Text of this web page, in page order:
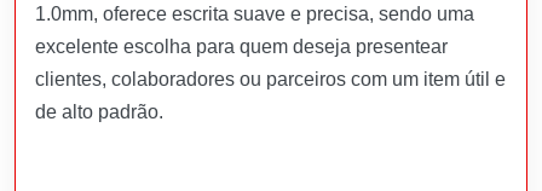
1.0mm, oferece escrita suave e precisa, sendo uma
excelente escolha para quem deseja presentear
clientes, colaboradores ou parceiros com um item útil e
de alto padrão.